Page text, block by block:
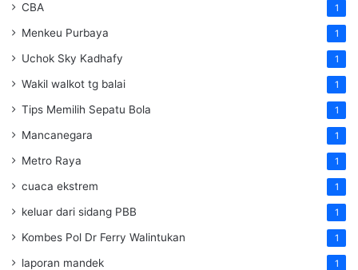
CBA 1
Menkeu Purbaya 1
Uchok Sky Kadhafy 1
Wakil walkot tg balai 1
Tips Memilih Sepatu Bola 1
Mancanegara 1
Metro Raya 1
cuaca ekstrem 1
keluar dari sidang PBB 1
Kombes Pol Dr Ferry Walintukan 1
laporan mandek 1